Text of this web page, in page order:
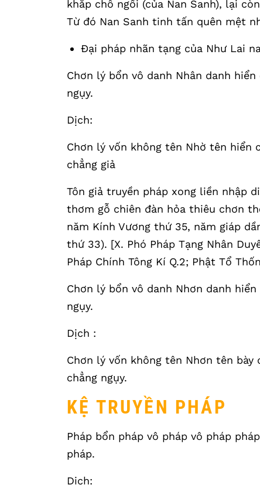
khắp chỗ ngồi (của Nan Sanh), lại
Từ đó Nan Sanh tinh tấn quên mệt
Đại pháp nhãn tạng của Như Lai
Chơn lý bổn vô danh Nhân danh
ngụy.
Dịch:
Chơn lý vốn không tên Nhờ tên hiển
chẳng giả
Tôn giả truyền pháp xong liền nhập
thơm gỗ chiên đàn hỏa thiêu chơn
năm Kính Vương thứ 35, năm giáp
thứ 33). [X. Phó Pháp Tạng Nhân
Pháp Chính Tông Kí Q.2; Phật Tổ
Chơn lý bổn vô danh Nhơn danh
ngụy.
Dịch :
Chơn lý vốn không tên Nhơn tên
chẳng ngụy.
KỆ TRUYỀN PHÁP
Pháp bổn pháp vô pháp vô pháp
pháp.
Dịch: